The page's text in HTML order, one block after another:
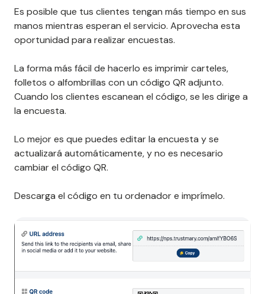
Es posible que tus clientes tengan más tiempo en sus
manos mientras esperan el servicio. Aprovecha esta
oportunidad para realizar encuestas.
La forma más fácil de hacerlo es imprimir carteles,
folletos o alfombrillas con un código QR adjunto.
Cuando los clientes escanean el código, se les dirige a
la encuesta.
Lo mejor es que puedes editar la encuesta y se
actualizará automáticamente, y no es necesario
cambiar el código QR.
Descarga el código en tu ordenador e imprímelo.